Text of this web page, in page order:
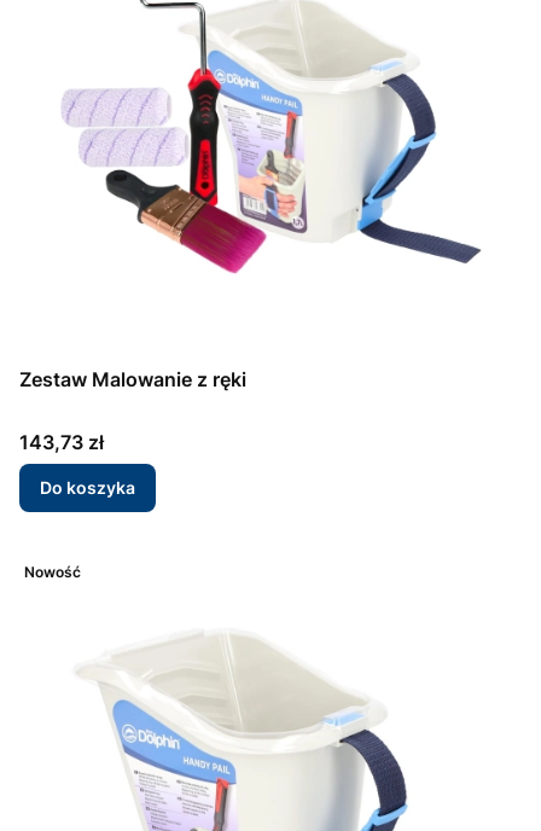
Zestaw Malowanie z ręki
Cena
143,73 zł
Do koszyka
Nowość